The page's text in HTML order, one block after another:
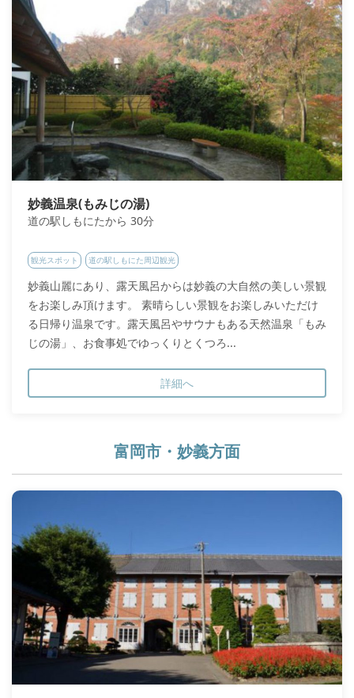
妙義温泉(もみじの湯)
道の駅しもにたから 30分
観光スポット 道の駅しもにた周辺観光
妙義山麗にあり、露天風呂からは妙義の大自然の美しい景観
をお楽しみ頂けます。 素晴らしい景観をお楽しみいただけ
る日帰り温泉です。露天風呂やサウナもある天然温泉「もみ
じの湯」、お食事処でゆっくりとくつろ...
詳細へ
富岡市・妙義方面